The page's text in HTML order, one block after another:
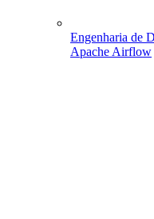
Engenharia de
Apache Airflow